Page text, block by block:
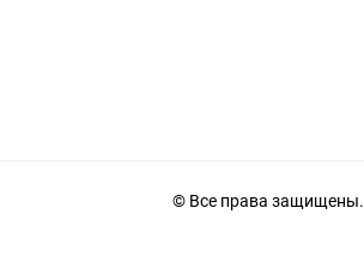
© Все права защищены.